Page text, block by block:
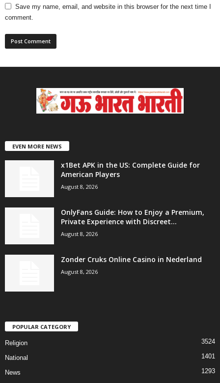
Save my name, email, and website in this browser for the next time I
comment.
EVEN MORE NEWS
x1Bet APK in the US: Complete Guide for
American Players
August 8, 2026
OnlyFans Guide: How to Enjoy a Premium,
Private Experience with Discreet...
August 8, 2026
Zonder Cruks Online Casino in Nederland
August 8, 2026
POPULAR CATEGORY
Religion 3524
National 1401
News
1293